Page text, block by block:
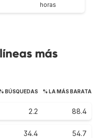
horas
más
BÚSQUEDAS % LA MÁS BARATA
2.2 88.4
34.4 54.7